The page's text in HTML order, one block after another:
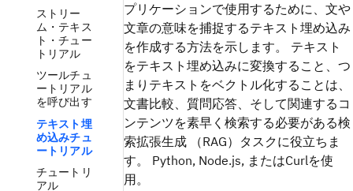
ストリー
ム・テキス
ト・チュー
トリアル
ツールチュ
ートリアル
を呼び出す
テキスト埋
め込みチュ
ートリアル
チュートリ
アル
プリケーションで使用するために、文や
文章の意味を捕捉するテキスト埋め込み
を作成する方法を示します。 テキスト
をテキスト埋め込みに変換すること、つ
まりテキストをベクトル化することは、
文書比較、質問応答、そして関連するコ
ンテンツを素早く検索する必要がある検
索拡張生成 （RAG）タスクに役立ちま
す。 Python, Node.js, またはCurlを使
用。